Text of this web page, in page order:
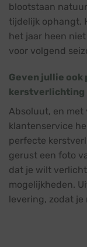
blootstaan
tijdelijk ophangt.
het jaar heen
voor volgend
Geven jullie
kerstverlichting
Absoluut, en met
klantenservice
perfecte
gerust een foto
dat je wilt
mogelijkheden.
levering, zodat